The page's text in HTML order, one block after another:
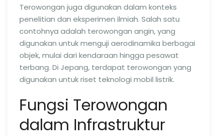
Terowongan juga digunakan dalam konteks
penelitian dan eksperimen ilmiah. Salah satu
contohnya adalah terowongan angin, yang
digunakan untuk menguji aerodinamika berbagai
objek, mulai dari kendaraan hingga pesawat
terbang. Di Jepang, terdapat terowongan yang
digunakan untuk riset teknologi mobil listrik.
Fungsi Terowongan
dalam Infrastruktur